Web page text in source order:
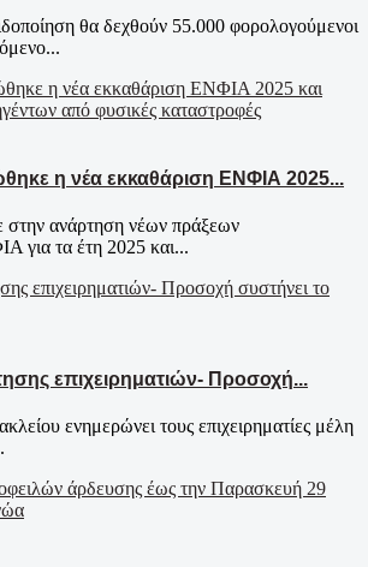
θα δεχθούν 55.000 φορολογούμενοι
η νέα εκκαθάριση ΕΝΦΙΑ 2025...
ανάρτηση νέων πράξεων
για τα έτη 2025 και...
επιχειρηματιών- Προσοχή...
ενημερώνει τους επιχειρηματίες μέλη